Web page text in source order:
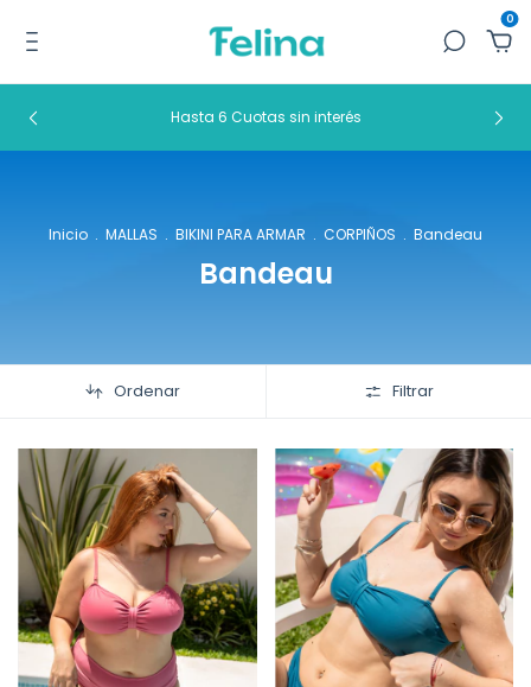
0
Hasta 6 Cuotas sin interés
Inicio . MALLAS . BIKINI PARA ARMAR . CORPIÑOS . Bandeau
Bandeau
Ordenar Filtrar